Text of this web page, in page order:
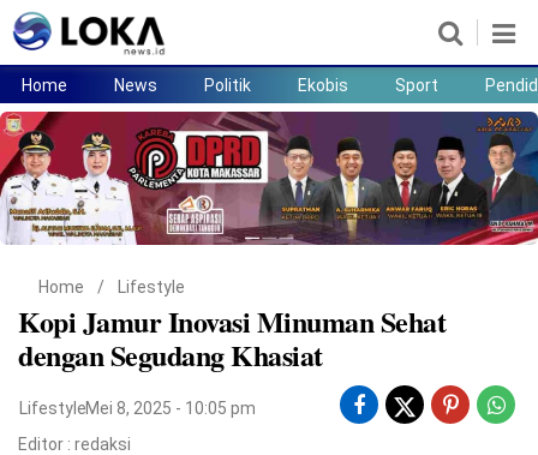
Home News
Ekobis
Sport Pendidikan
Lifestyle
Home News Politik Ekobis Sport
Home / Lifestyle
Kopi Jamur Inovasi Minuman Sehat
dengan Segudang Khasiat
LifestyleMei 8, 2025 - 10:05 pm
Editor : redaksi